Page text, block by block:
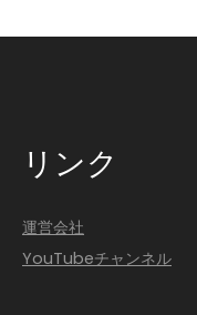
リンク
運営会社
YouTubeチャンネル